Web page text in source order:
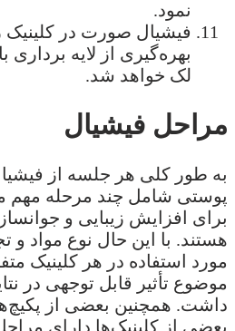
نمود.
فیشیال صورت در کلینیک
بهره‌گیری از لایه
لک خواهد شد.
مراحل فیشیال
به طور کلی هر جلسه از
پوستی شامل چند مرحله
برای افزایش زیبایی و
هستند. با این حال نوع مواد و
مورد استفاده در هر کلینیک
موضوع تأثیر قابل توجهی در
داشت. همچنین بعضی از
بعضی از کلینیک‌ها دارای